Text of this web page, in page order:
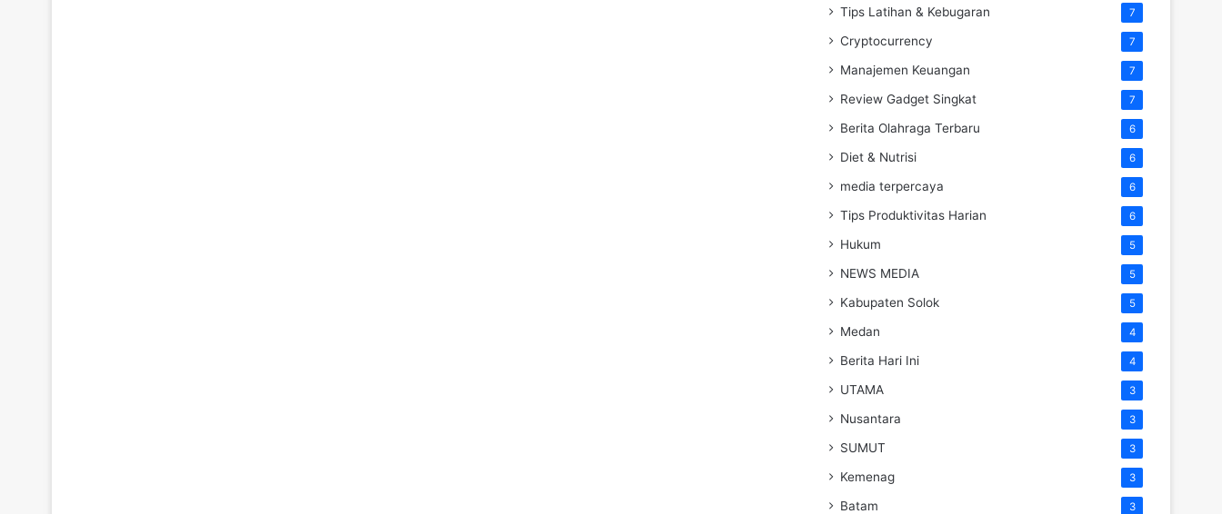
Tips Latihan & Kebugaran 7
Cryptocurrency 7
Manajemen Keuangan 7
Review Gadget Singkat 7
Berita Olahraga Terbaru 6
Diet & Nutrisi 6
media terpercaya 6
Tips Produktivitas Harian 6
Hukum 5
NEWS MEDIA 5
Kabupaten Solok 5
Medan 4
Berita Hari Ini 4
UTAMA 3
Nusantara 3
SUMUT 3
Kemenag 3
Batam 3